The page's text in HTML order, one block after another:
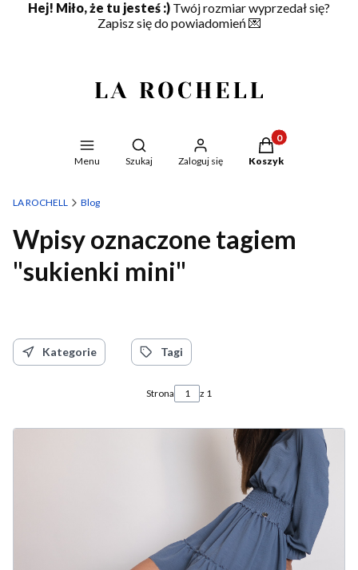
Hej! Miło, że tu jesteś :) Twój rozmiar wyprzedał się?
Zapisz się do powiadomień 💌
Menu
Otwórz wyszukiwarkę
Szukaj Zaloguj się
Produkty w
Koszyk
LA ROCHELL Blog
Wpisy oznaczone tagiem
"sukienki mini"
Kategorie Tagi
Strona z 1